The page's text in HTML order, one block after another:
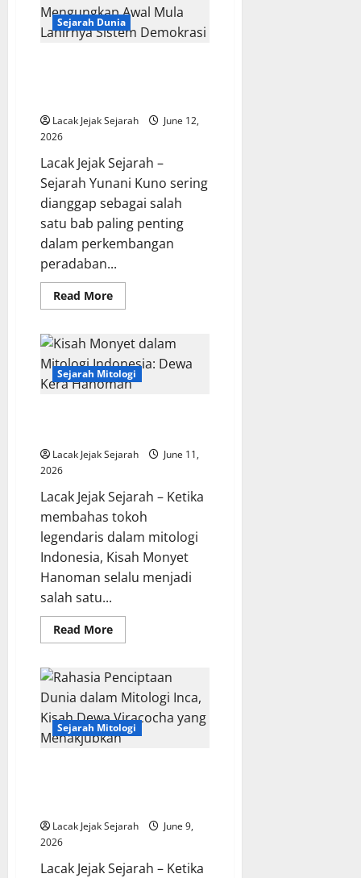
Menjadi
Awal
Lahirnya
Sejarah Dunia
Lacak Jejak Sejarah
June 12,
2026
Lacak Jejak Sejarah –
Sejarah Yunani Kuno sering
dianggap sebagai salah
satu bab paling penting
dalam perkembangan
peradaban...
Read MoreRead
more
Yunani
Kuno
Mengungkap
Awal
Mula
Sejarah Mitologi
Lacak Jejak Sejarah
June 11,
2026
Lacak Jejak Sejarah – Ketika
membahas tokoh
legendaris dalam mitologi
Indonesia, Kisah Monyet
Hanoman selalu menjadi
salah satu...
Read MoreRead
more
Monyet
dalam
Mitologi
Indonesia:
Dewa
Kera
Hanoman
Sejarah Mitologi
Lacak Jejak Sejarah
June 9,
2026
Lacak Jejak Sejarah – Ketika